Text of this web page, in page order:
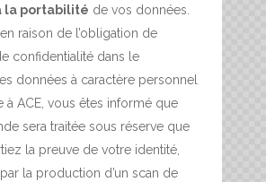
la portabilité de vos données.
raison de l’obligation de
confidentialité dans le
données à caractère personnel
à ACE, vous êtes informé que
sera traitée sous réserve que
la preuve de votre identité,
la production d’un scan de